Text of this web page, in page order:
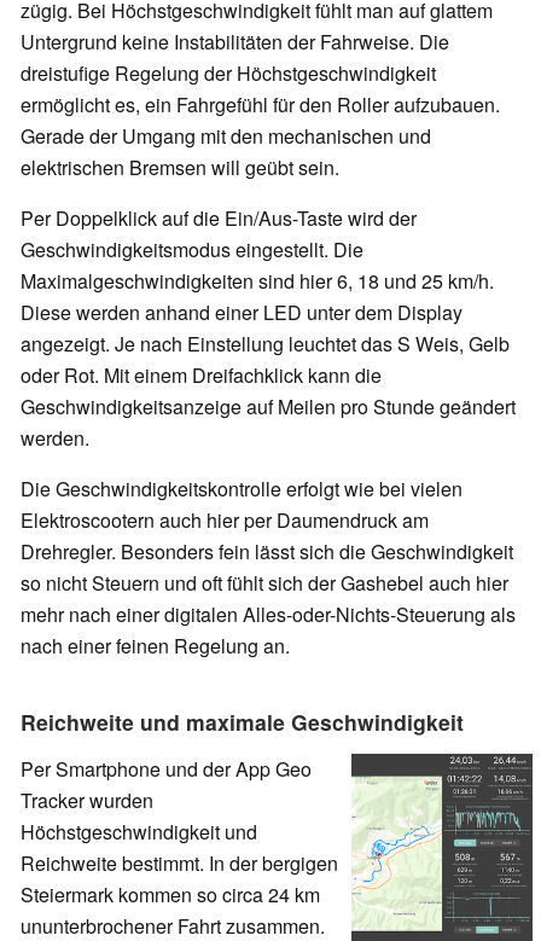
zügig. Bei Höchstgeschwindigkeit fühlt man auf glattem
Untergrund keine Instabilitäten der Fahrweise. Die
dreistufige Regelung der Höchstgeschwindigkeit
ermöglicht es, ein Fahrgefühl für den Roller aufzubauen.
Gerade der Umgang mit den mechanischen und
elektrischen Bremsen will geübt sein.
Per Doppelklick auf die Ein/Aus-Taste wird der
Geschwindigkeitsmodus eingestellt. Die
Maximalgeschwindigkeiten sind hier 6, 18 und 25 km/h.
Diese werden anhand einer LED unter dem Display
angezeigt. Je nach Einstellung leuchtet das S Weis, Gelb
oder Rot. Mit einem Dreifachklick kann die
Geschwindigkeitsanzeige auf Meilen pro Stunde geändert
werden.
Die Geschwindigkeitskontrolle erfolgt wie bei vielen
Elektroscootern auch hier per Daumendruck am
Drehregler. Besonders fein lässt sich die Geschwindigkeit
so nicht Steuern und oft fühlt sich der Gashebel auch hier
mehr nach einer digitalen Alles-oder-Nichts-Steuerung als
nach einer feinen Regelung an.
Reichweite und maximale Geschwindigkeit
Per Smartphone und der App Geo
Tracker wurden
Höchstgeschwindigkeit und
Reichweite bestimmt. In der bergigen
Steiermark kommen so circa 24 km
ununterbrochener Fahrt zusammen.